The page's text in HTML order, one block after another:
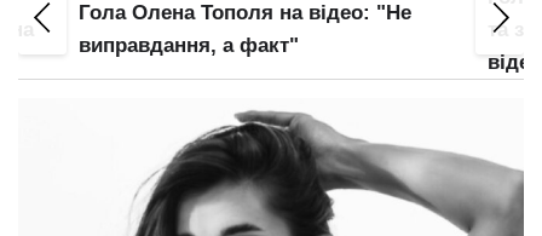
Гола Олена Тополя на відео: "Не
виправдання, а факт"
та